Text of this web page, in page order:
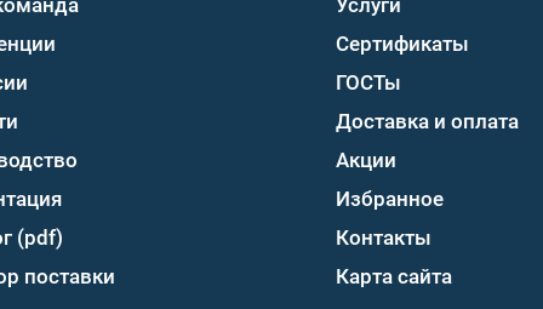
(pdf)
поставки
Услуги
Сертификаты
ГОСТы
Доставка и оплата
Акции
Избранное
Контакты
Карта сайта